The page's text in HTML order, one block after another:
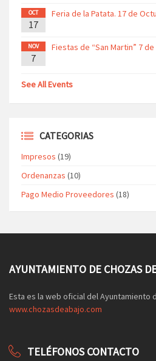
OCT
17
Feria de la Patata. 17 de
NOV
7
Fiestas de “San Martin” 7
See All Events
CATEGORIAS
Impresos (19)
Ordenanzas (10)
Pago Medio Proveedores (18)
AYUNTAMIENTO DE CHOZAS
Esta es la web oficial del Ayuntamiento
www.chozasdeabajo.com
TELÉFONOS CONTACTO